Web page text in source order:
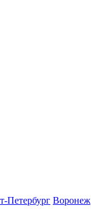
Петербург Воронеж